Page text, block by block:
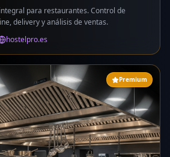
para restaurantes. Control de
delivery y análisis de ventas.
hostelpro.es
Premium